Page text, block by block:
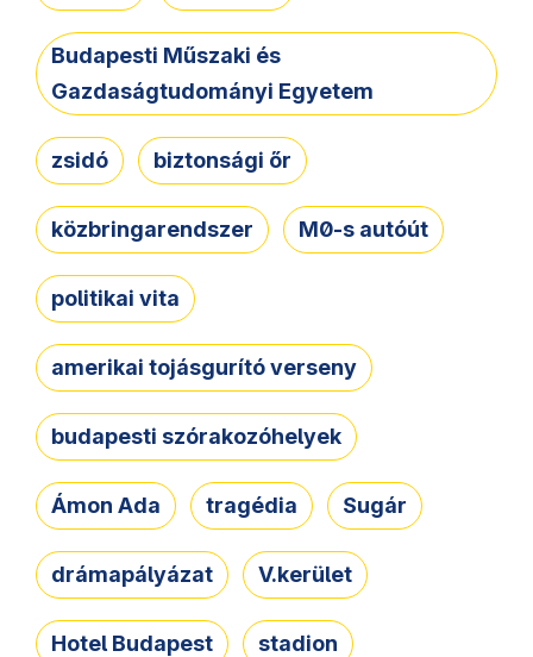
Budapesti Műszaki és
Gazdaságtudományi Egyetem
zsidó biztonsági őr
közbringarendszer M0-s autóút
politikai vita
amerikai tojásgurító verseny
budapesti szórakozóhelyek
Ámon Ada tragédia Sugár
drámapályázat V.kerület
Hotel Budapest stadion